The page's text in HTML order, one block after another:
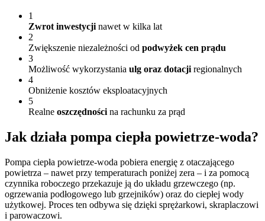
1
Zwrot inwestycji nawet w kilka lat
2
Zwiększenie niezależności od podwyżek cen prądu
3
Możliwość wykorzystania ulg oraz dotacji regionalnych
4
Obniżenie kosztów eksploatacyjnych
5
Realne oszczędności na rachunku za prąd
Jak działa pompa ciepła powietrze-woda?
Pompa ciepła powietrze-woda pobiera energię z otaczającego
powietrza – nawet przy temperaturach poniżej zera – i za pomocą
czynnika roboczego przekazuje ją do układu grzewczego (np.
ogrzewania podłogowego lub grzejników) oraz do ciepłej wody
użytkowej. Proces ten odbywa się dzięki sprężarkowi, skraplaczowi
i parowaczowi.